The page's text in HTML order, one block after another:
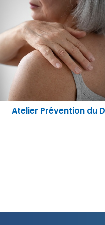
Atelier "Nutrition santé